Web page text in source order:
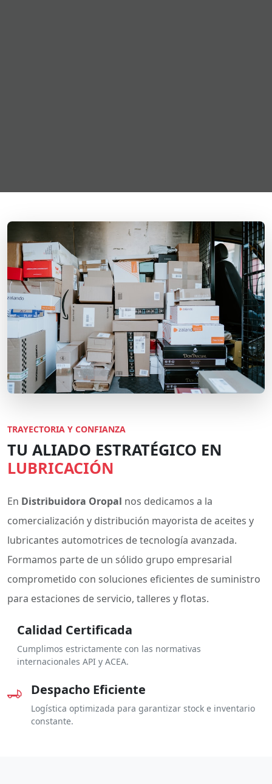
TRAYECTORIA Y CONFIANZA
TU ALIADO ESTRATÉGICO EN
LUBRICACIÓN
En Distribuidora Oropal nos dedicamos a la
comercialización y distribución mayorista de aceites y
lubricantes automotrices de tecnología avanzada.
Formamos parte de un sólido grupo empresarial
comprometido con soluciones eficientes de suministro
para estaciones de servicio, talleres y flotas.
Calidad Certificada
Cumplimos estrictamente con las normativas
internacionales API y ACEA.
Despacho Eficiente
Logística optimizada para garantizar stock e inventario
constante.